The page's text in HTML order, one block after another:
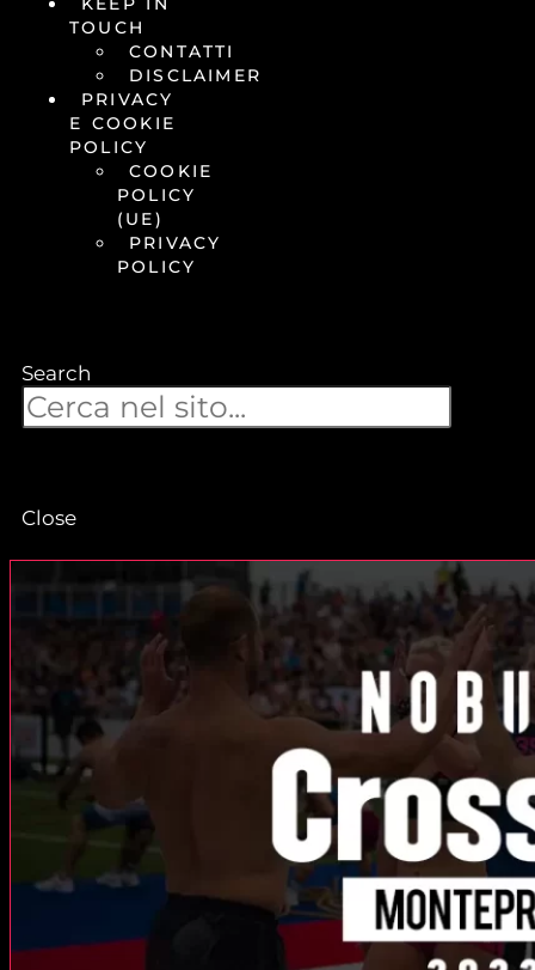
TOUCH
CONTATTI
DISCLAIMER
PRIVACY
E COOKIE
POLICY
COOKIE
POLICY
(UE)
PRIVACY
POLICY
Search
Close